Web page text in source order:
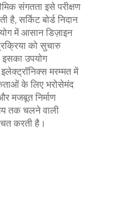
संगतता इसे परीक्षण
है, सर्किट बोर्ड निदान
में आसान डिज़ाइन
को सुचारु
इसका उपयोग
मरम्मत में
के लिए भरोसेमंद
मजबूत निर्माण
तक चलने वाली
करती है।